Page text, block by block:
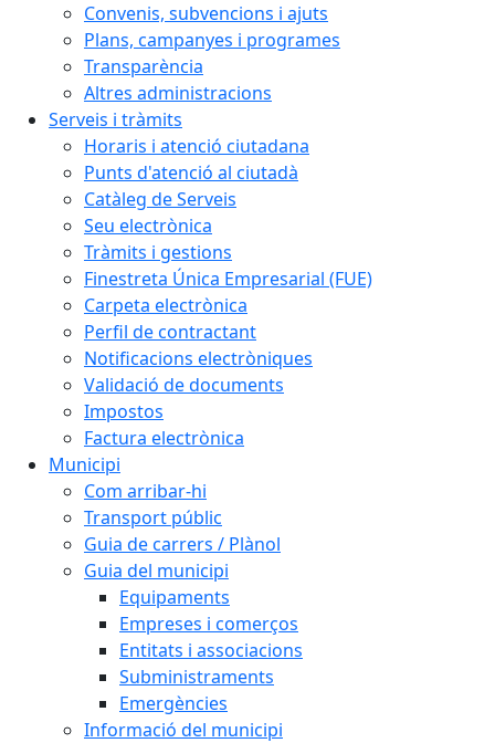
Convenis, subvencions i ajuts
Plans, campanyes i programes
Transparència
Altres administracions
Serveis i tràmits
Horaris i atenció ciutadana
Punts d'atenció al ciutadà
Catàleg de Serveis
Seu electrònica
Tràmits i gestions
Finestreta Única Empresarial (FUE)
Carpeta electrònica
Perfil de contractant
Notificacions electròniques
Validació de documents
Impostos
Factura electrònica
Municipi
Com arribar-hi
Transport públic
Guia de carrers / Plànol
Guia del municipi
Equipaments
Empreses i comerços
Entitats i associacions
Subministraments
Emergències
Informació del municipi